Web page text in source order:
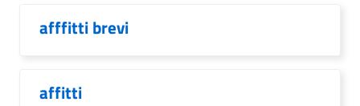
afffitti brevi
affitti